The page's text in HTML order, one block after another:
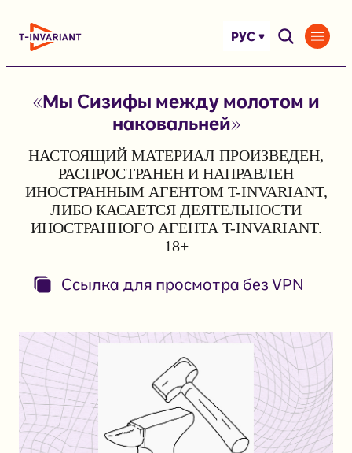
РУС
«Мы Сизифы между молотом и
наковальней»
НАСТОЯЩИЙ МАТЕРИАЛ ПРОИЗВЕДЕН,
РАСПРОСТРАНЕН И НАПРАВЛЕН
ИНОСТРАННЫМ АГЕНТОМ T-INVARIANT,
ЛИБО КАСАЕТСЯ ДЕЯТЕЛЬНОСТИ
ИНОСТРАННОГО АГЕНТА T-INVARIANT.
18+
Ссылка для просмотра без VPN